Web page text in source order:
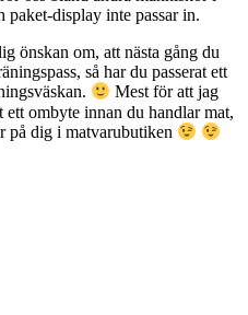
paket-display inte passar in.
önskan om, att nästa gång du
så har du passerat ett
Mest för att jag
ett ombyte innan du handlar mat,
på dig i matvarubutiken